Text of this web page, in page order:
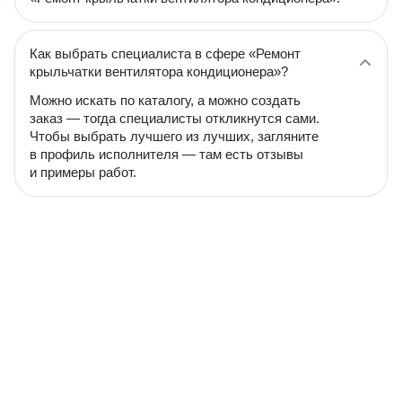
Как выбрать специалиста в сфере «Ремонт
крыльчатки вентилятора кондиционера»?
Можно искать по каталогу, а можно создать
заказ — тогда специалисты откликнутся сами.
Чтобы выбрать лучшего из лучших, загляните
в профиль исполнителя — там есть отзывы
и примеры работ.